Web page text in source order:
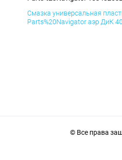
Смазка универсальная
Parts%20Navigator аэр ДиК
© Все права